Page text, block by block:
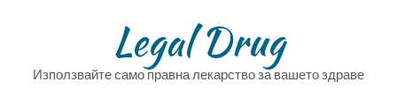
Legal Drug
Използвайте само правна лекарство за вашето здраве